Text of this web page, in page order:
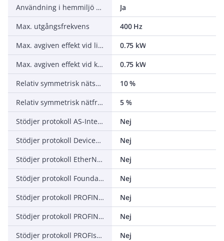
Användning i hemmiljö och kommersiella lokaler tillåten
Ja
Max. utgångsfrekvens
400 Hz
Max. avgiven effekt vid linjär belastning vid märkutgångsspänning
0.75 kW
Max. avgiven effekt vid kvadratisk belastning vid märkutgångsspänning
0.75 kW
Relativ symmetrisk nätspänningstolerans
10 %
Relativ symmetrisk nätfrekvenstolerans
5 %
Stödjer protokoll AS-Interface Safety at Work
Nej
Stödjer protokoll DeviceNet Safety
Nej
Stödjer protokoll EtherNet/IP
Nej
Stödjer protokoll Foundation Fieldbus
Nej
Stödjer protokoll PROFINET CBA
Nej
Stödjer protokoll PROFINET IO
Nej
Stödjer protokoll PROFIsafe
Nej